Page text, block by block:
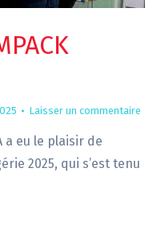
Laisser un commentaire
a eu le plaisir de
2025, qui s’est tenu